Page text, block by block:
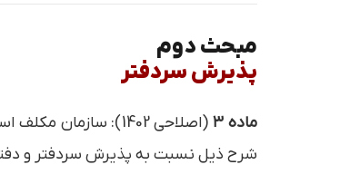
مبحث دوم
پذیرش سردفتر
ماده ۳ (اصلاحی 1402): سازمان مکلف است در اجرای ماده (۳)
شرح ذیل نسبت به پذیرش سردفتر و